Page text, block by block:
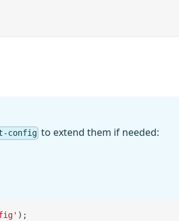
config to extend them if needed:
) ;